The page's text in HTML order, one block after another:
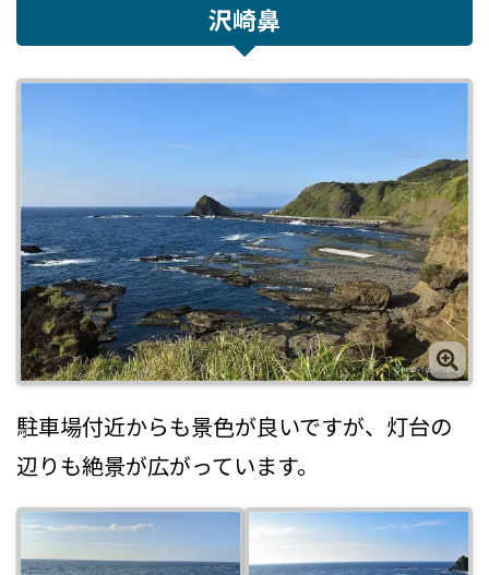
沢崎鼻
駐車場付近からも景色が良いですが、灯台の
辺りも絶景が広がっています。